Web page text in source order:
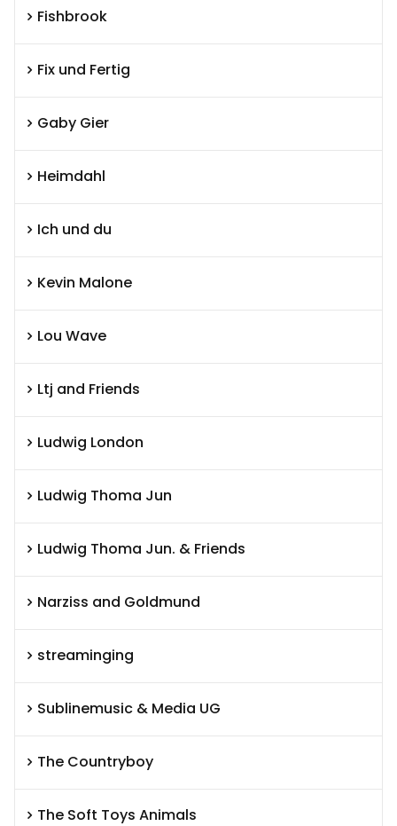
Fishbrook
Fix und Fertig
Gaby Gier
Heimdahl
Ich und du
Kevin Malone
Lou Wave
Ltj and Friends
Ludwig London
Ludwig Thoma Jun
Ludwig Thoma Jun. & Friends
Narziss and Goldmund
streaminging
Sublinemusic & Media UG
The Countryboy
The Soft Toys Animals